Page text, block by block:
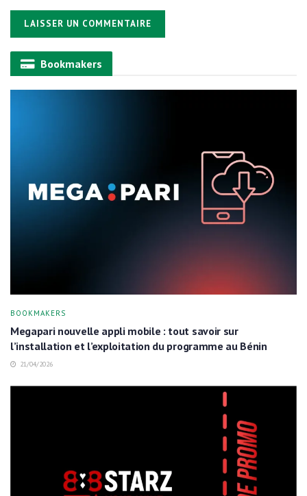
Alternative:Bookmakers
BOOKMAKERS
Megapari nouvelle appli mobile : tout savoir sur
l’installation et l’exploitation du programme au Bénin
21/04/2026